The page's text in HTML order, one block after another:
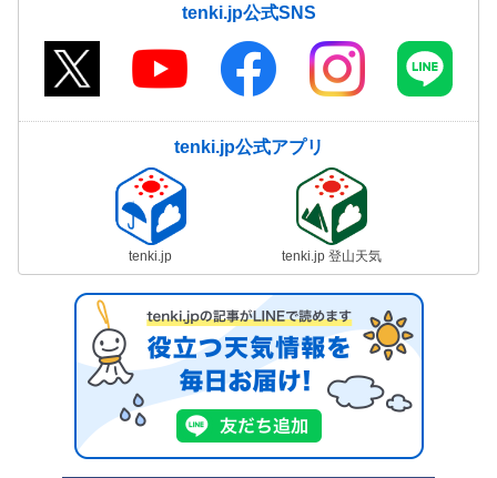
tenki.jp公式SNS
tenki.jp公式アプリ
tenki.jp tenki.jp 登山天気